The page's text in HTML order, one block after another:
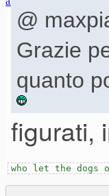
05-04-17 09.00
@
Grazie
quanto
Temo
proprio
figurati,
who let the dogs